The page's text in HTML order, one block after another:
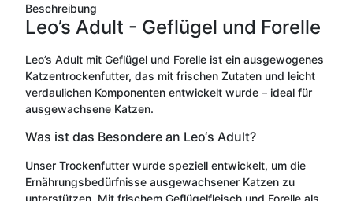
Beschreibung
Leo’s Adult - Geflügel und Forelle
Leo’s Adult mit Geflügel und Forelle ist ein ausgewogenes
Katzentrockenfutter, das mit frischen Zutaten und leicht
verdaulichen Komponenten entwickelt wurde – ideal für
ausgewachsene Katzen.
Was ist das Besondere an Leo‘s Adult?
Unser Trockenfutter wurde speziell entwickelt, um die
Ernährungsbedürfnisse ausgewachsener Katzen zu
unterstützen. Mit frischem Geflügelfleisch und Forelle als